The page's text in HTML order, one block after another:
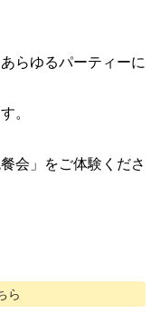
らゆるパーティーに
。
会」をご体験くださ
ら